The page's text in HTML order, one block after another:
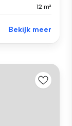
12 m²
Bekijk meer